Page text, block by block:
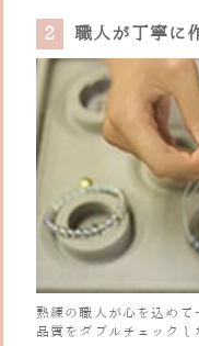
2 職人が丁寧に
熟練の職人が心を込め
品質をダブルチェックし